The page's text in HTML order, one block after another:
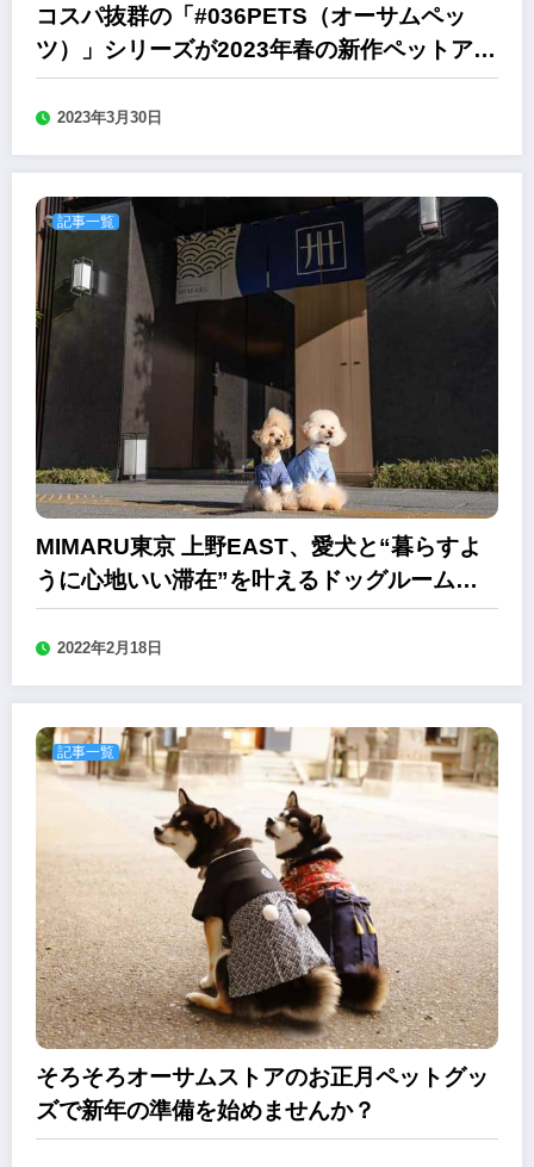
コスパ抜群の「#036PETS（オーサムペッ
ツ）」シリーズが2023年春の新作ペットアイ
テム
2023年3月30日
記事一覧
MIMARU東京 上野EAST、愛犬と“暮らすよ
うに心地いい滞在”を叶えるドッグルームを
リニューアル
2022年2月18日
記事一覧
そろそろオーサムストアのお正月ペットグッ
ズで新年の準備を始めませんか？